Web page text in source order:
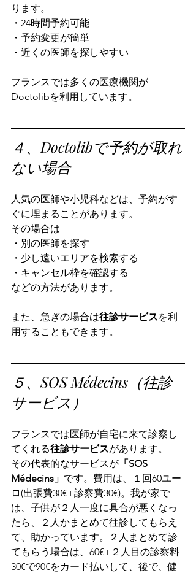
ります。
・24時間予約可能
・予約変更が簡単
・近くの医師を探しやすい
フランスでは多くの医療機関が
Doctolibを利用しています。
４、Doctolibで予約が取れ
ない場合
人気の医師や小児科などは、予約がす
ぐに埋まることがあります。
その場合は
・別の医師を探す
・少し遠いエリアを検索する
・キャンセル枠を確認する
などの方法があります。
また、急ぎの場合は往診サービスを利
用することもできます。
５、SOS Médecins（往診
サービス）
フランスでは医師が自宅に来て診察し
てくれる往診サービスがあります。
その代表的なサービスが 「SOS
Médecins」 です。費用は、１回60ユー
ロ(出張費30€+診察費30€)。我が家で
は、子供が２人一度に具合が悪くなっ
たら、２人かまとめて往診してもらえ
て、助かっています。２人まとめて診
てもらう場合は、60€+２人目の診察料
30€で90€をカード払いして、後で、健